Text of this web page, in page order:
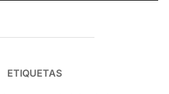
ETIQUETAS